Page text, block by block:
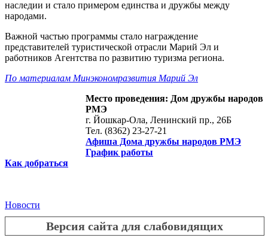
наследии и стало примером единства и дружбы между
народами.
Важной частью программы стало награждение
представителей туристической отрасли Марий Эл и
работников Агентства по развитию туризма региона.
По материалам Минэкономразвития Марий Эл
Место проведения: Дом дружбы народов
РМЭ
г. Йошкар-Ола, Ленинский пр., 26Б
Тел. (8362) 23-27-21
Афиша Дома дружбы народов РМЭ
График работы
Как добраться
Новости
Версия сайта для слабовидящих